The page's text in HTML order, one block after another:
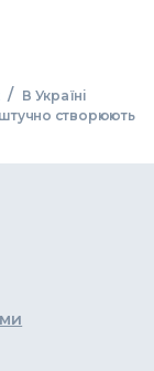
/ В Україні
створюють